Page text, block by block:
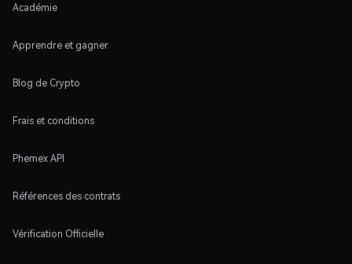
Académie
Apprendre et gagner
Blog de Crypto
Frais et conditions
Phemex API
Références des contrats
Vérification Officielle